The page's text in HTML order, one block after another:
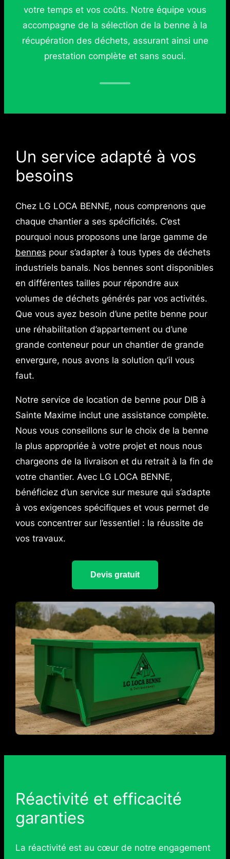
votre temps et vos coûts. Notre équipe vous
accompagne de la sélection de la benne à la
récupération des déchets, assurant ainsi une
prestation complète et sans souci.
Un service adapté à vos
besoins
Chez LG LOCA BENNE, nous comprenons que
chaque chantier a ses spécificités. C’est
pourquoi nous proposons une large gamme de
bennes pour s’adapter à tous types de déchets
industriels banals. Nos bennes sont disponibles
en différentes tailles pour répondre aux
volumes de déchets générés par vos activités.
Que vous ayez besoin d’une petite benne pour
une réhabilitation d’appartement ou d’une
grande conteneur pour un chantier de grande
envergure, nous avons la solution qu’il vous
faut.
Notre service de location de benne pour DIB à
Sainte Maxime inclut une assistance complète.
Nous vous conseillons sur le choix de la benne
la plus appropriée à votre projet et nous nous
chargeons de la livraison et du retrait à la fin de
votre chantier. Avec LG LOCA BENNE,
bénéficiez d’un service sur mesure qui s’adapte
à vos exigences spécifiques et vous permet de
vous concentrer sur l’essentiel : la réussite de
vos travaux.
Devis gratuit
Réactivité et efficacité
garanties
La réactivité est au cœur de notre engagement